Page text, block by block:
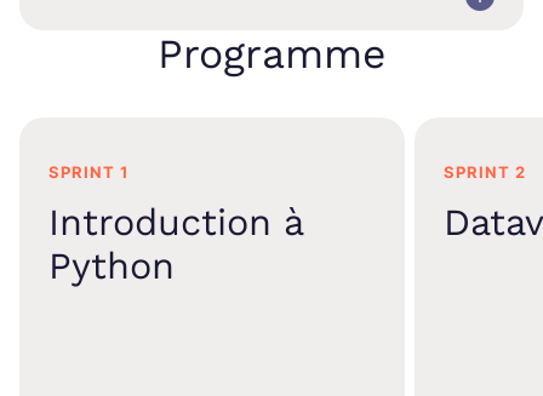
Programme
SPRINT 1
Introduction à
Python
SPRINT 2